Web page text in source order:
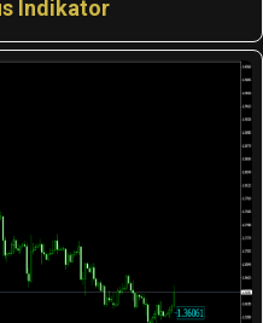
Indikator